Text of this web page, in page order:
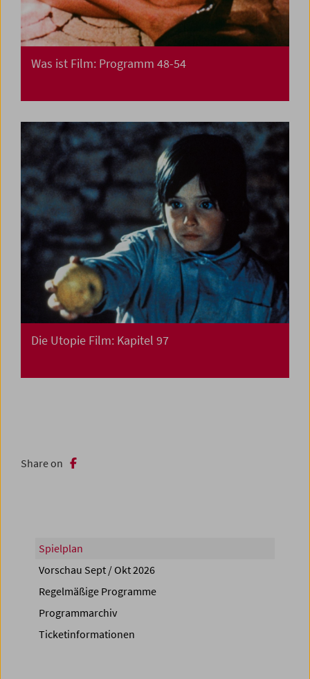
Was ist Film: Programm 48-54
Die Utopie Film: Kapitel 97
Share on
Spielplan
Vorschau Sept / Okt 2026
Regelmäßige Programme
Programmarchiv
Ticketinformationen